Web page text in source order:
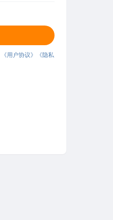
《用户协议》
《隐私